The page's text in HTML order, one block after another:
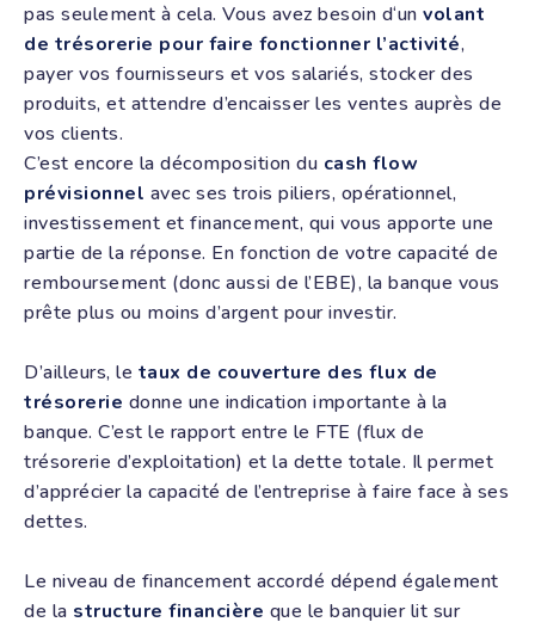
pas seulement à cela. Vous avez besoin d‘un volant
de trésorerie pour faire fonctionner l’activité,
payer vos fournisseurs et vos salariés, stocker des
produits, et attendre d’encaisser les ventes auprès de
vos clients.
C’est encore la décomposition du cash flow
prévisionnel avec ses trois piliers, opérationnel,
investissement et financement, qui vous apporte une
partie de la réponse. En fonction de votre capacité de
remboursement (donc aussi de l’EBE), la banque vous
prête plus ou moins d’argent pour investir.
D’ailleurs, le taux de couverture des flux de
trésorerie donne une indication importante à la
banque. C’est le rapport entre le FTE (flux de
trésorerie d’exploitation) et la dette totale. Il permet
d’apprécier la capacité de l’entreprise à faire face à ses
dettes.
Le niveau de financement accordé dépend également
de la structure financière que le banquier lit sur